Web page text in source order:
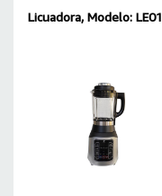
Licuadora, Modelo: LE01